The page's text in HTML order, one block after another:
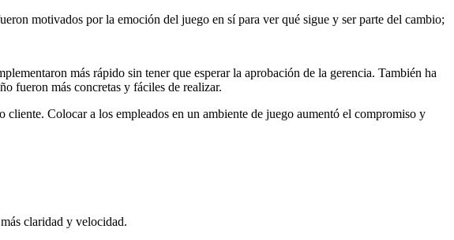
motivados por la emoción del juego en sí para ver qué sigue y ser parte del cambio;
más rápido sin tener que esperar la aprobación de la gerencia. También ha
fueron más concretas y fáciles de realizar.
Colocar a los empleados en un ambiente de juego aumentó el compromiso y
claridad y velocidad.